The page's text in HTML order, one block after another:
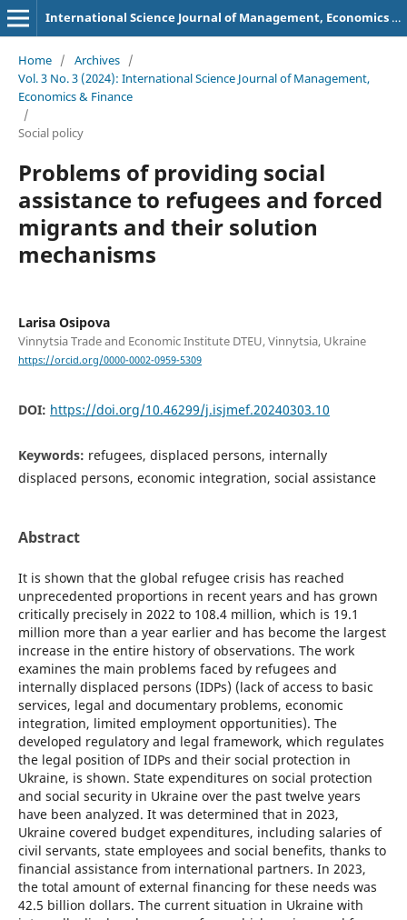
International Science Journal of Management, Economics & Finance
Home / Archives /
Vol. 3 No. 3 (2024): International Science Journal of Management,
Economics & Finance
/
Social policy
Problems of providing social
assistance to refugees and forced
migrants and their solution
mechanisms
Larisa Osipova
Vinnytsia Trade and Economic Institute DTEU, Vinnytsia, Ukraine
https://orcid.org/0000-0002-0959-5309
DOI: https://doi.org/10.46299/j.isjmef.20240303.10
Keywords: refugees, displaced persons, internally
displaced persons, economic integration, social assistance
Abstract
It is shown that the global refugee crisis has reached
unprecedented proportions in recent years and has grown
critically precisely in 2022 to 108.4 million, which is 19.1
million more than a year earlier and has become the largest
increase in the entire history of observations. The work
examines the main problems faced by refugees and
internally displaced persons (IDPs) (lack of access to basic
services, legal and documentary problems, economic
integration, limited employment opportunities). The
developed regulatory and legal framework, which regulates
the legal position of IDPs and their social protection in
Ukraine, is shown. State expenditures on social protection
and social security in Ukraine over the past twelve years
have been analyzed. It was determined that in 2023,
Ukraine covered budget expenditures, including salaries of
civil servants, state employees and social benefits, thanks to
financial assistance from international partners. In 2023,
the total amount of external financing for these needs was
42.5 billion dollars. The current situation in Ukraine with